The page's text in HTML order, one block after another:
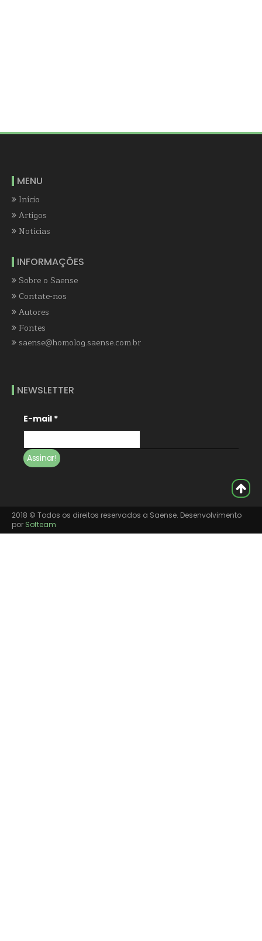
MENU
Início
Artigos
Notícias
INFORMAÇÕES
Sobre o Saense
Contate-nos
Autores
Fontes
saense@homolog.saense.com.br
NEWSLETTER
E-mail *
2018 © Todos os direitos reservados a Saense. Desenvolvimento
por Softeam